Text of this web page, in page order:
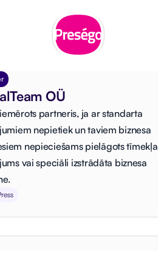
OÜ
partneris, ja ar standarta
nepietiek un taviem biznesa
nepieciešams pielāgots tīmekļa
vai speciāli izstrādāta biznesa